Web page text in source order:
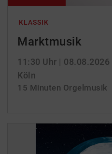
KLASSIK
Marktmusik
11:30 Uhr | 08.08.2026
Köln
15 Minuten Orgelmusik